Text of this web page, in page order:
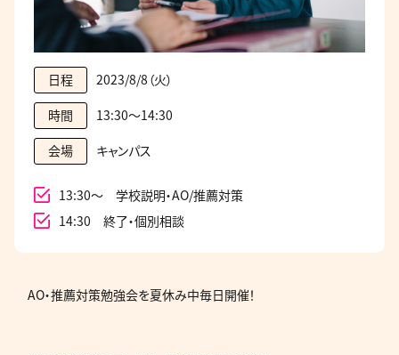
日程 2023/8/8（火）
時間 13:30～14:30
会場 キャンパス
13:30～ 学校説明・AO/推薦対策
14:30 終了・個別相談
AO・推薦対策勉強会を夏休み中毎日開催！